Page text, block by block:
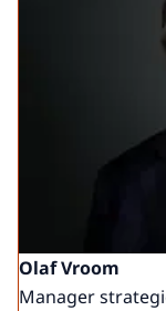
Olaf Vroom
Manager